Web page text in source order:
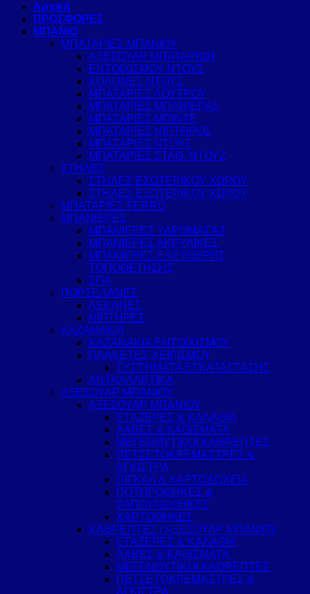
Αρχική
ΠΡΟΣΦΟΡΕΣ
ΜΠΑΝΙΟ
ΜΠΑΤΑΡΙΕΣ ΜΠΑΝΙΟΥ
ΑΞΕΣΟΥΑΡ ΜΠΑΤΑΡΙΩΝ
ΕΝΤΟΙΧΙΣΜΟΥ ΝΤΟΥΣ
ΚΟΛΟΝΕΣ ΝΤΟΥΣ
ΜΠΑΤΑΡΙΕΣ ΛΟΥΤΡΟΥ
ΜΠΑΤΑΡΙΕΣ ΜΠΑΝΙΕΡΑΣ
ΜΠΑΤΑΡΙΕΣ ΜΠΙΝΤΕ
ΜΠΑΤΑΡΙΕΣ ΝΙΠΤΗΡΟΣ
ΜΠΑΤΑΡΙΕΣ ΝΤΟΥΣ
ΜΠΑΤΑΡΙΕΣ ΣΤΑΘ. ΝΤΟΥΖ
ΣΤΗΛΕΣ
ΣΤΗΛΕΣ ΕΣΩΤΕΡΙΚΟΥ ΧΩΡΟΥ
ΣΤΗΛΕΣ ΕΞΩΤΕΡΙΚΟΥ ΧΩΡΟΥ
ΜΠΑΤΑΡΙΕΣ FERRO
ΜΠΑΝΙΕΡΕΣ
ΜΠΑΝΙΕΡΕΣ ΥΔΡΟΜΑΣΑΖ
ΜΠΑΝΙΕΡΕΣ ΑΚΡΥΛΙΚΕΣ
ΜΠΑΝΙΕΡΕΣ ΕΛΕΥΘΕΡΗΣ
ΤΟΠΟΘΕΤΗΣΗΣ
ΣΠΑ
ΠΟΡΣΕΛΑΝΕΣ
ΛΕΚΑΝΕΣ
ΝΙΠΤΗΡΕΣ
ΚΑΖΑΝΑΚΙΑ
ΚΑΖΑΝΑΚΙΑ ΕΝΤΟΙΧΙΣΜΟΥ
ΠΛΑΚΕΤΕΣ ΧΕΙΡΙΣΜΟΥ
ΣΥΣΤΗΜΑΤΑ ΕΓΚΑΤΑΣΤΑΣΗΣ
ΑΝΤΑΛΛΑΚΤΙΚΑ
ΑΞΕΣΟΥΑΡ ΜΠΑΝΙΟΥ
ΑΞΕΣΟΥΑΡ ΜΠΑΝΙΟΥ
ΕΤΑΖΕΡΕΣ & ΚΑΛΑΘΙΑ
ΛΑΒΕΣ & ΚΑΘΙΣΜΑΤΑ
ΜΕΓΕΝΘΥΤΙΚΟΙ ΚΑΘΡΕΠΤΕΣ
ΠΕΤΣΕΤΟΚΡΕΜΑΣΤΡΕΣ &
ΑΓΚΙΣΤΡΑ
ΠΙΓΚΑΛ & ΧΑΡΤΟΔΟΧΕΙΑ
ΠΟΤΗΡΟΘΗΚΕΣ &
ΣΑΠΟΥΝΟΘΗΚΕΣ
ΧΑΡΤΟΘΗΚΕΣ
ΚΑΘΡΕΠΤΕΣ / ΑΞΕΣΟΥΑΡ ΜΠΑΝΙΟΥ
ΕΤΑΖΕΡΕΣ & ΚΑΛΑΘΙΑ
ΛΑΒΕΣ & ΚΑΘΙΣΜΑΤΑ
ΜΕΓΕΝΘΥΤΙΚΟΙ ΚΑΘΡΕΠΤΕΣ
ΠΕΤΣΕΤΟΚΡΕΜΑΣΤΡΕΣ &